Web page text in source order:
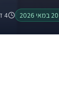
20 במאי 2026 4 דקות קריאה